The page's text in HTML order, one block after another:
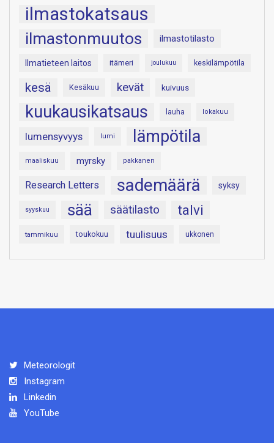
ilmastokatsaus
ilmastonmuutos ilmastotilasto
Ilmatieteen laitos itämeri joulukuu keskilämpötila
kesä Kesäkuu kevät kuivuus
kuukausikatsaus lauha lokakuu
lumensyvyys lumi lämpötila
maaliskuu myrsky pakkanen
Research Letters sademäärä syksy
syyskuu sää säätilasto talvi
tammikuu toukokuu tuulisuus ukkonen
Meteorologit
Instagram
Linkedin
YouTube